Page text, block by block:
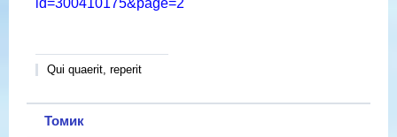
id=300410175&page=2
Qui quaerit, reperit
Томик